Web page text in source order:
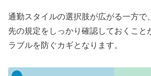
通勤スタイルの選択肢が広がる一方で
先の規定をしっかり確認しておくこと
ラブルを防ぐカギとなります。